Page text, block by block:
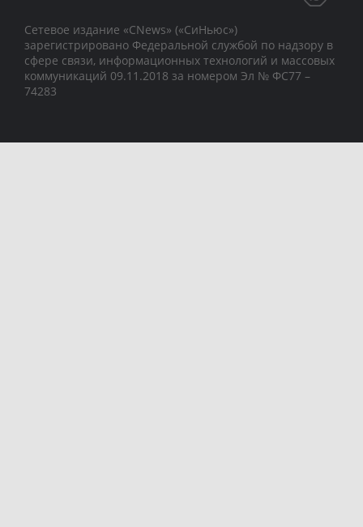
Сетевое издание «CNews» («СиНьюс»)
зарегистрировано Федеральной службой по надзору в
сфере связи, информационных технологий и массовых
коммуникаций 09.11.2018 за номером Эл № ФС77 –
74283